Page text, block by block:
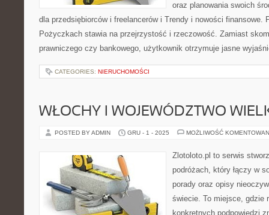
oraz planowania swoich
dla przedsiębiorców i freelancerów i Trendy i nowości finansowe.
Pożyczkach stawia na przejrzystość i rzeczowość. Zamiast
prawniczego czy bankowego, użytkownik otrzymuje jasne
CATEGORIES: NIERUCHOMOŚCI
WŁOCHY I WOJEWÓDZTWO
POSTED BY ADMIN GRU - 1 - 2025 MOŻLIWOŚĆ
Zlotoloto.pl to serwis
podróżach, który łączy w
porady oraz opisy
świecie. To miejsce, gdzie
konkretnych podpowiedzi